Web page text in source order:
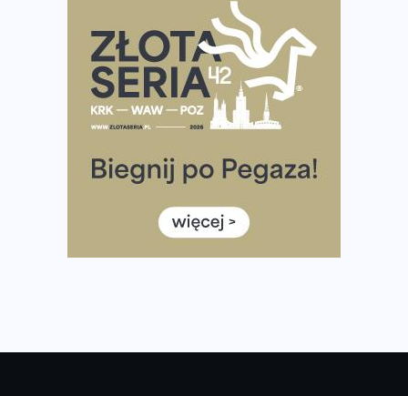
Rozbiegany Olsztyn szykuje się na weekend z
półmaratonem
Już w tę sobotę 35. Bieg Powstania Warszawskiego.
Wystartuje rekordowa liczba uczestników
35. Bieg Powstania Warszawskiego – praktyczny
Ile razy w tygodniu biegać? 3 treningi wystarczą? Jak
często biegać, żeby robić postępy
Już w ten weekend! Przed nami Nocny Portowy Maraton
i Półmaraton Szczeciński. Wszystko, co warto wiedzieć